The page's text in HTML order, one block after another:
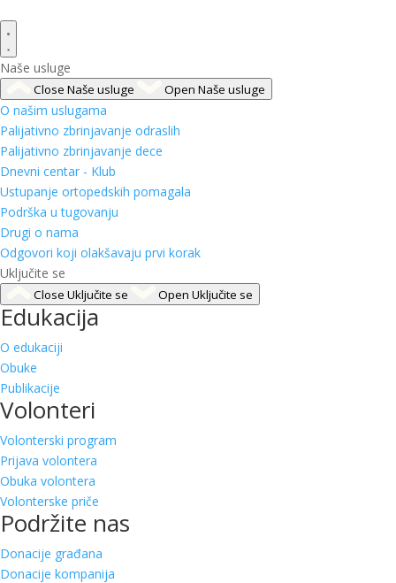
Naše usluge
Close Naše usluge Open Naše usluge
O našim uslugama
Palijativno zbrinjavanje odraslih
Palijativno zbrinjavanje dece
Dnevni centar - Klub
Ustupanje ortopedskih pomagala
Podrška u tugovanju
Drugi o nama
Odgovori koji olakšavaju prvi korak
Uključite se
Close Uključite se Open Uključite se
Edukacija
O edukaciji
Obuke
Publikacije
Volonteri
Volonterski program
Prijava volontera
Obuka volontera
Volonterske priče
Podržite nas
Donacije građana
Donacije kompanija